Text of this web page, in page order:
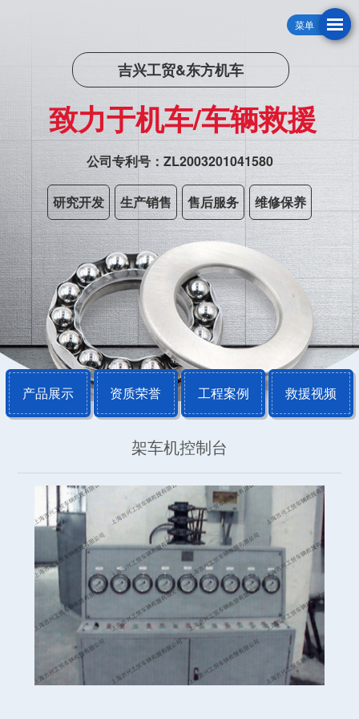
菜单
吉兴工贸&东方机车
致力于机车/车辆救援
公司专利号：ZL2003201041580
研究开发 生产销售 售后服务 维修保养
产品展示 资质荣誉 工程案例 救援视频
架车机控制台